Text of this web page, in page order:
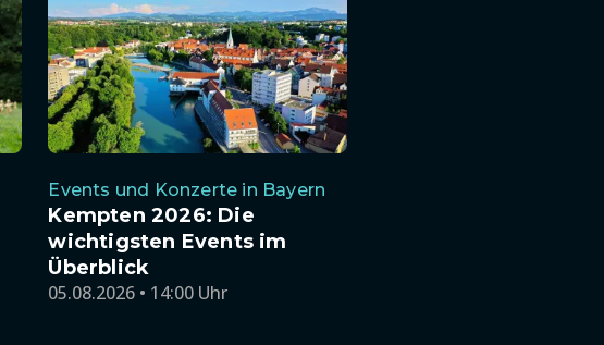
Events und Konzerte in Bayern
Kempten 2026: Die
wichtigsten Events im
Überblick
05.08.2026 • 14:00 Uhr